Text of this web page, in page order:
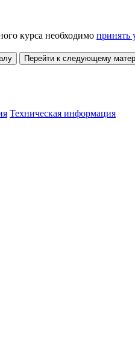
курса необходимо принять
Перейти к следующему
Техническая информация